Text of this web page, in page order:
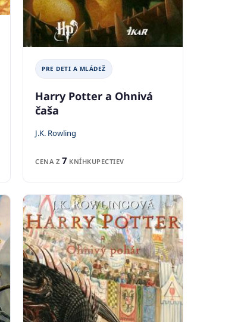
PRE DETI A MLÁDEŽ
Harry Potter a Ohnivá
čaša
J.K. Rowling
CENA Z 7 KNÍHKUPECTIEV